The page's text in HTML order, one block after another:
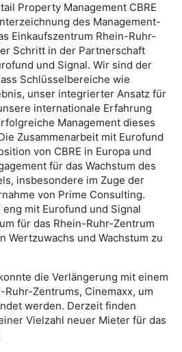
Property Management CBRE
des Management-
Einkaufszentrum Rhein-Ruhr-
Schritt in der Partnerschaft
und Signal. Wir sind der
Schlüsselbereiche wie
unser integrierter Ansatz für
internationale Erfahrung
Management dieses
Zusammenarbeit mit Eurofund
von CBRE in Europa und
für das Wachstum des
insbesondere im Zuge der
von Prime Consulting.
eng mit Eurofund und Signal
für das Rhein-Ruhr-Zentrum
Wertzuwachs und Wachstum zu
die Verlängerung mit einem
Zentrums, Cinemaxx, um
werden. Derzeit finden
Vielzahl neuer Mieter für das